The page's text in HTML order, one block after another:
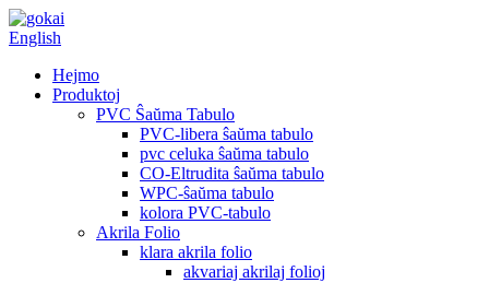
English
Hejmo
Produktoj
PVC Ŝaŭma Tabulo
PVC-libera ŝaŭma tabulo
pvc celuka ŝaŭma tabulo
CO-Eltrudita ŝaŭma tabulo
WPC-ŝaŭma tabulo
kolora PVC-tabulo
Akrila Folio
klara akrila folio
akvariaj akrilaj folioj